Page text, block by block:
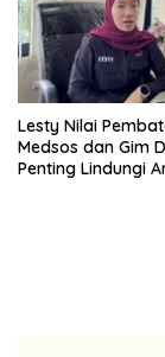
Lesty Nilai
Medsos dan Gim
Penting Lindungi